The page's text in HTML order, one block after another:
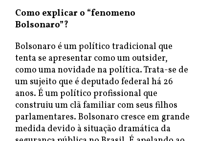
Como explicar o “fenomeno
Bolsonaro”?
Bolsonaro é um político tradicional que
tenta se apresentar como um outsider,
como uma novidade na política. Trata-se de
um sujeito que é deputado federal há 26
anos. É um político profissional que
construiu um clã familiar com seus filhos
parlamentares. Bolsonaro cresce em grande
medida devido à situação dramática da